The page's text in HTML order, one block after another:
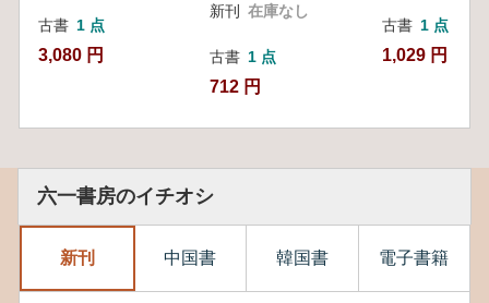
古書 1 点
3,080 円
新刊 在庫なし
古書 1 点
712 円
古書 1 点
1,029 円
六一書房のイチオシ
新刊 中国書 韓国書 電子書籍